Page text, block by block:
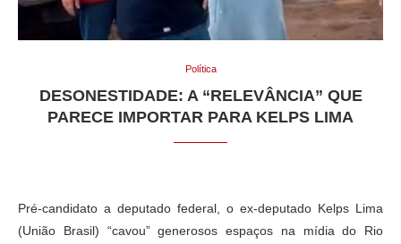
Política
DESONESTIDADE: A “RELEVÂNCIA” QUE
PARECE IMPORTAR PARA KELPS LIMA
Pré-candidato a deputado federal, o ex-deputado Kelps Lima
(União Brasil) “cavou” generosos espaços na mídia do Rio